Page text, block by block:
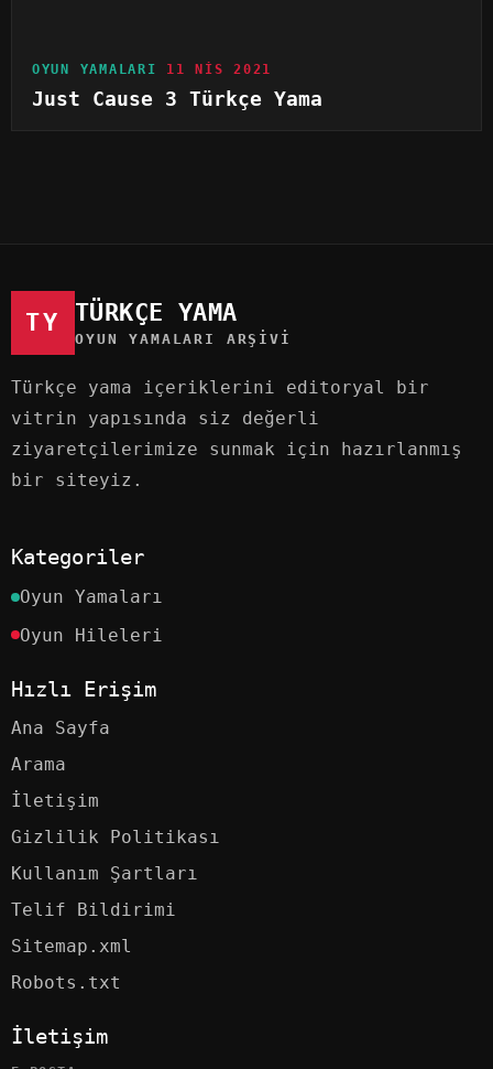
OYUN YAMALARI 11 NIS 2021
Just Cause 3 Türkçe Yama
TY TÜRKÇE YAMA
OYUN YAMALARI ARŞIVI
Türkçe yama içeriklerini editoryal bir
vitrin yapısında siz değerli
ziyaretçilerimize sunmak için hazırlanmış
bir siteyiz.
Kategoriler
Oyun Yamaları
Oyun Hileleri
Hızlı Erişim
Ana Sayfa
Arama
İletişim
Gizlilik Politikası
Kullanım Şartları
Telif Bildirimi
Sitemap.xml
Robots.txt
İletişim